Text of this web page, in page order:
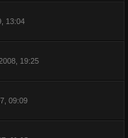
13:04
19:25
09:09